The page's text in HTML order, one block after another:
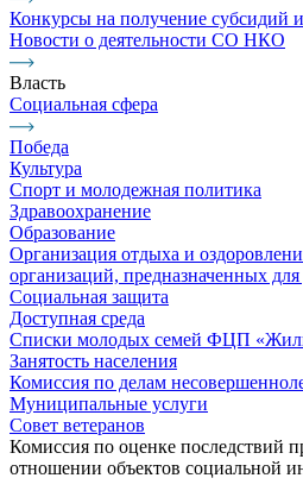
Конкурсы на получение субсидий
Новости о деятельности СО НКО
Власть
Социальная сфера
Победа
Культура
Спорт и молодежная политика
Здравоохранение
Образование
Организация отдыха и
организаций, предназначенных для
Социальная защита
Доступная среда
Списки молодых семей ФЦП
Занятость населения
Комиссия по делам
Муниципальные услуги
Совет ветеранов
Комиссия по оценке последствий
отношении объектов социальной